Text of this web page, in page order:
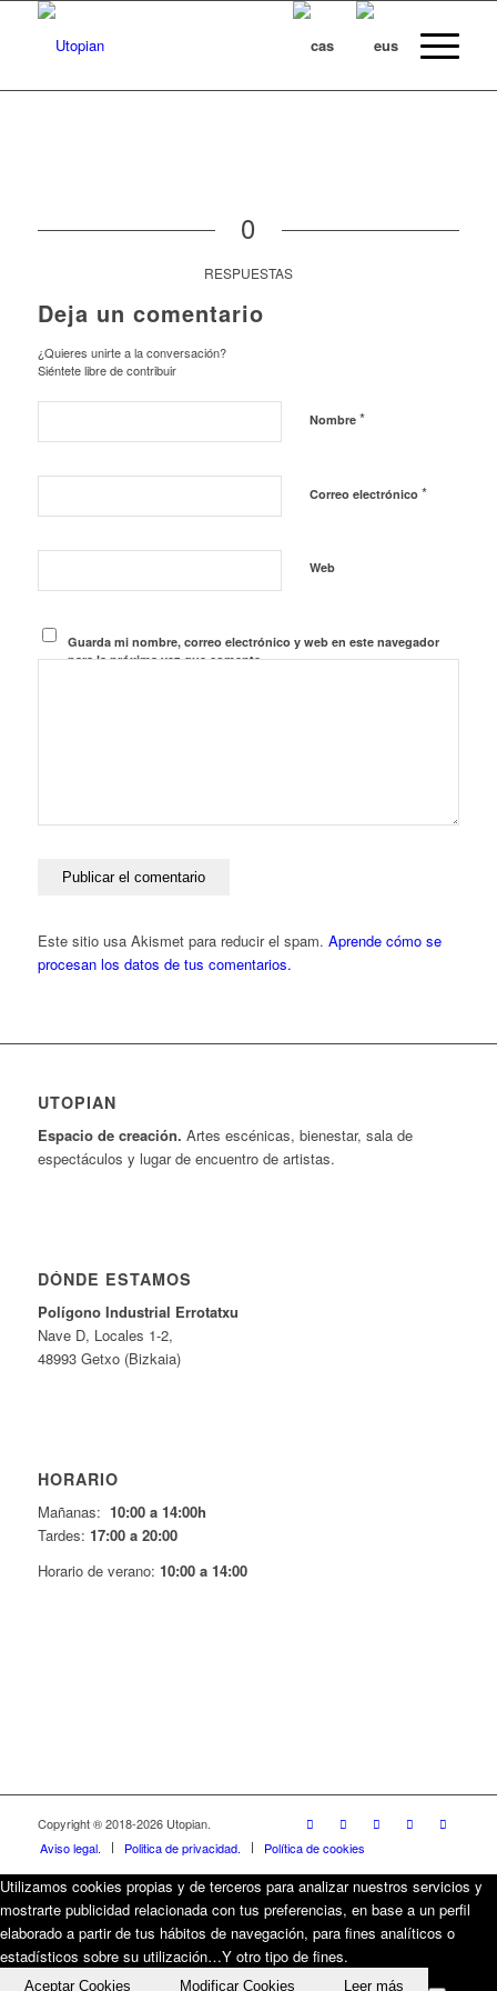
0
RESPUESTAS
Deja un comentario
¿Quieres unirte a la conversación?
Siéntete libre de contribuir
Nombre *
Correo electrónico *
Web
Guarda mi nombre, correo electrónico y web en este navegador
para la próxima vez que comente.
Este sitio usa Akismet para reducir el spam. Aprende cómo se
procesan los datos de tus comentarios.
UTOPIAN
Espacio de creación. Artes escénicas, bienestar, sala de
espectáculos y lugar de encuentro de artistas.
DÓNDE ESTAMOS
Polígono Industrial Errotatxu
Nave D, Locales 1-2,
48993 Getxo (Bizkaia)
HORARIO
Mañanas: 10:00 a 14:00h
Tardes: 17:00 a 20:00
Horario de verano: 10:00 a 14:00
Copyright ® 2018-2026 Utopian.
Aviso legal.
Politica de privacidad. Política de cookies
Utilizamos cookies propias y de terceros para analizar nuestros servicios y
mostrarte publicidad relacionada con tus preferencias, en base a un perfil
elaborado a partir de tus hábitos de navegación, para fines analíticos o
estadísticos sobre su utilización…Y otro tipo de fines.
Aceptar Cookies Modificar Cookies Leer más